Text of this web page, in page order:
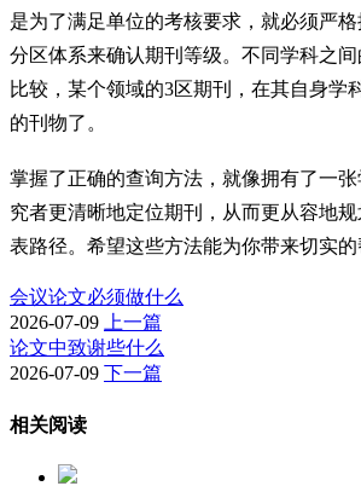
是为了满足单位的考核要求，就必须严
分区体系来确认期刊等级。不同学科之
比较，某个领域的3区期刊，在其自身学
的刊物了。
掌握了正确的查询方法，就像拥有了一
究者更清晰地定位期刊，从而更从容地
表路径。希望这些方法能为你带来切实的
会议论文必须做什么
2026-07-09 上一篇
论文中致谢些什么
2026-07-09 下一篇
相关阅读